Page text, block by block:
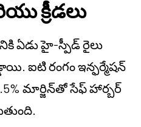
క్రీడలు
ఏడు హై-స్పీడ్ రైలు
ఐటి రంగం ఇన్ఫర్మేషన్
మార్జిన్‌తో సేఫ్ హార్బర్